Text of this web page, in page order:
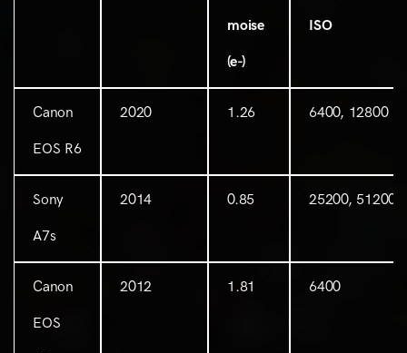
moise
(e-)
ISO
Canon
EOS R6
2020 1.26 6400, 12800
Sony
A7s
2014 0.85 25200, 51200
Canon
EOS
2012 1.81 6400